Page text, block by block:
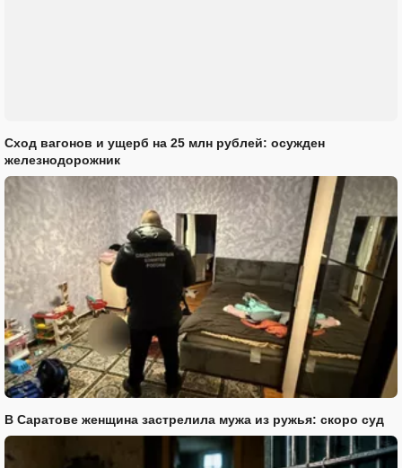
Сход вагонов и ущерб на 25 млн рублей: осужден
железнодорожник
В Саратове женщина застрелила мужа из ружья: скоро суд